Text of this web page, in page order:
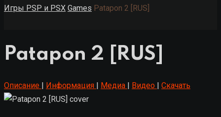
Игры PSP и PSX Games Patapon 2 [RUS]
Patapon 2 [RUS]
Описание | Информация | Медиа | Видео | Скачать